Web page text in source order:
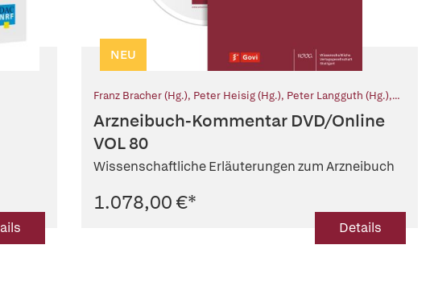
NEU
Franz Bracher (Hg.), Peter Heisig (Hg.), Peter Langguth (Hg.),
Stahl-Biskup (Hg.)
Arzneibuch-Kommentar DVD/Online
VOL 80
Wissenschaftliche Erläuterungen zum Arzneibuch
1.078,00 €*
Details